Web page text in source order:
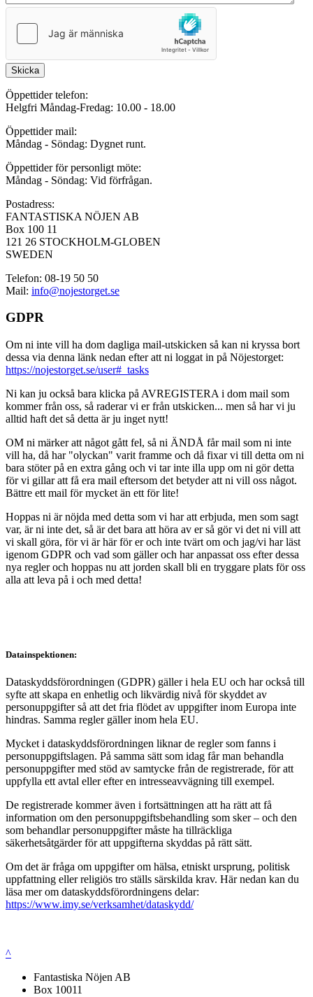
Skicka
Öppettider telefon:
Helgfri Måndag-Fredag: 10.00 - 18.00
Öppettider mail:
Måndag - Söndag: Dygnet runt.
Öppettider för personligt möte:
Måndag - Söndag: Vid förfrågan.
Postadress:
FANTASTISKA NÖJEN AB
Box 100 11
121 26 STOCKHOLM-GLOBEN
SWEDEN
Telefon: 08-19 50 50
Mail: info@nojestorget.se
GDPR
Om ni inte vill ha dom dagliga mail-utskicken så kan ni kryssa bort
dessa via denna länk nedan efter att ni loggat in på Nöjestorget:
https://nojestorget.se/user#_tasks
Ni kan ju också bara klicka på AVREGISTERA i dom mail som
kommer från oss, så raderar vi er från utskicken... men så har vi ju
alltid haft det så detta är ju inget nytt!
OM ni märker att något gått fel, så ni ÄNDÅ får mail som ni inte
vill ha, då har "olyckan" varit framme och då fixar vi till detta om ni
bara stöter på en extra gång och vi tar inte illa upp om ni gör detta
för vi gillar att få era mail eftersom det betyder att ni vill oss något.
Bättre ett mail för mycket än ett för lite!
Hoppas ni är nöjda med detta som vi har att erbjuda, men som sagt
var, är ni inte det, så är det bara att höra av er så gör vi det ni vill att
vi skall göra, för vi är här för er och inte tvärt om och jag/vi har läst
igenom GDPR och vad som gäller och har anpassat oss efter dessa
nya regler och hoppas nu att jorden skall bli en tryggare plats för oss
alla att leva på i och med detta!
Datainspektionen:
Dataskyddsförordningen (GDPR) gäller i hela EU och har också till
syfte att skapa en enhetlig och likvärdig nivå för skyddet av
personuppgifter så att det fria flödet av uppgifter inom Europa inte
hindras. Samma regler gäller inom hela EU.
Mycket i dataskyddsförordningen liknar de regler som fanns i
personuppgiftslagen. På samma sätt som idag får man behandla
personuppgifter med stöd av samtycke från de registrerade, för att
uppfylla ett avtal eller efter en intresseavvägning till exempel.
De registrerade kommer även i fortsättningen att ha rätt att få
information om den personuppgiftsbehandling som sker – och den
som behandlar personuppgifter måste ha tillräckliga
säkerhetsåtgärder för att uppgifterna skyddas på rätt sätt.
Om det är fråga om uppgifter om hälsa, etniskt ursprung, politisk
uppfattning eller religiös tro ställs särskilda krav. Här nedan kan du
läsa mer om dataskyddsförordningens delar:
https://www.imy.se/verksamhet/dataskydd/
^
Fantastiska Nöjen AB
Box 10011